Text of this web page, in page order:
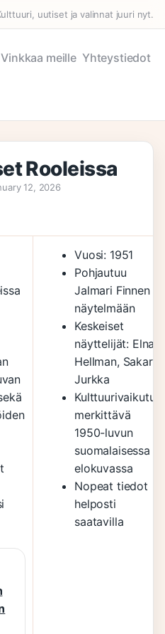
uutiset ja valinnat juuri nyt.
Vinkkaa meille Yhteystiedot
Rooleissa
12, 2026
Vuosi: 1951
Pohjautuu
Jalmari Finnen
näytelmään
Keskeiset
näyttelijät: Elna
Hellman, Sakari
Jurkka
Kulttuurivaikutus:
merkittävä
1950-luvun
suomalaisessa
elokuvassa
Nopeat tiedot
helposti
saatavilla